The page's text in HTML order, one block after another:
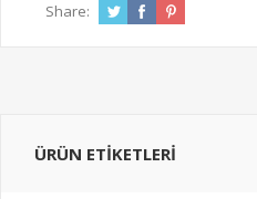
Share:
ÜRÜN ETIKETLERI